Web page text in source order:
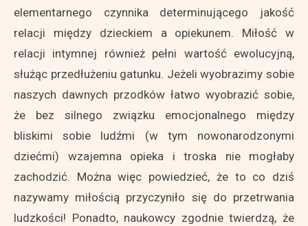
elementarnego czynnika determinującego jakość
relacji między dzieckiem a opiekunem. Miłość w
relacji intymnej również pełni wartość ewolucyjną,
służąc przedłużeniu gatunku. Jeżeli wyobrazimy sobie
naszych dawnych przodków łatwo wyobrazić sobie,
że bez silnego związku emocjonalnego między
bliskimi sobie ludźmi (w tym nowonarodzonymi
dziećmi) wzajemna opieka i troska nie mogłaby
zachodzić. Można więc powiedzieć, że to co dziś
nazywamy miłością przyczyniło się do przetrwania
ludzkości! Ponadto, naukowcy zgodnie twierdzą, że